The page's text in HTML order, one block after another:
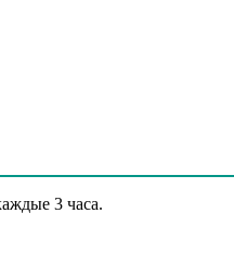
3 часа.